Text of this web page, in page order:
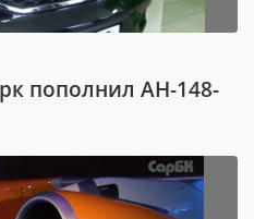
пополнил АН-148-